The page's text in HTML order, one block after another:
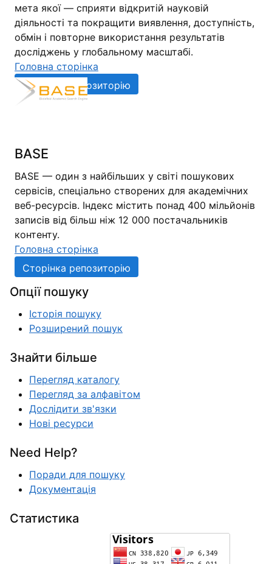
мета якої — сприяти відкритій науковій
діяльності та покращити виявлення, доступність,
обмін і повторне використання результатів
досліджень у глобальному масштабі.
Головна сторінка
Сторінка репозиторію
BASE
BASE — один з найбільших у світі пошукових
сервісів, спеціально створених для академічних
веб-ресурсів. Індекс містить понад 400 мільйонів
записів від більш ніж 12 000 постачальників
контенту.
Головна сторінка
Сторінка репозиторію
Опції пошуку
Історія пошуку
Розширений пошук
Знайти більше
Перегляд каталогу
Перегляд за алфавітом
Дослідити зв'язки
Нові ресурси
Need Help?
Поради для пошуку
Документація
Статистика